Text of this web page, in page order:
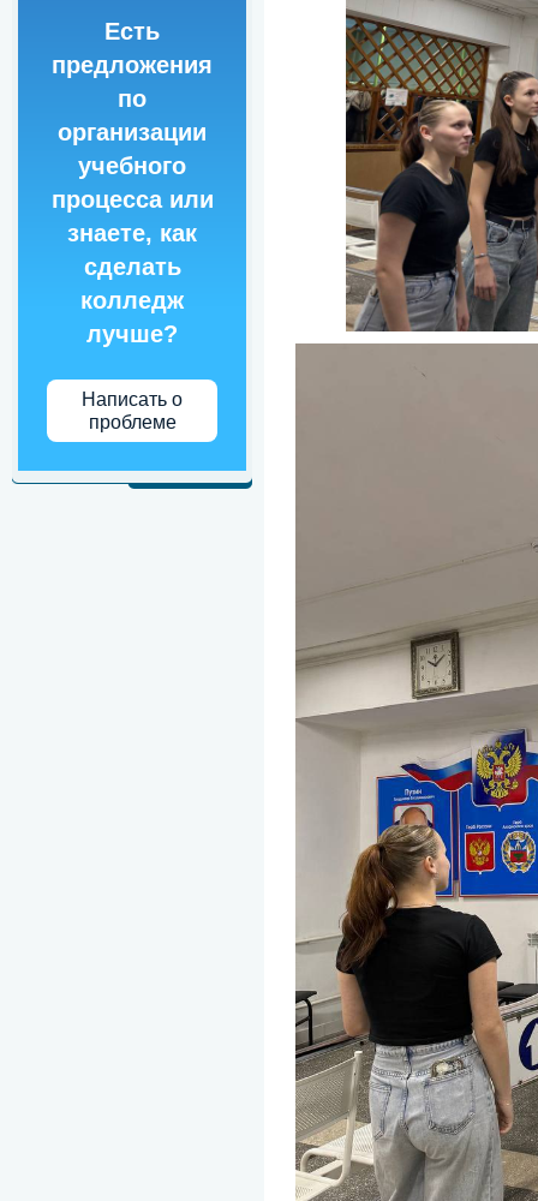
Есть
предложения
по
организации
учебного
процесса или
знаете, как
сделать
колледж
лучше?
Написать о
проблеме